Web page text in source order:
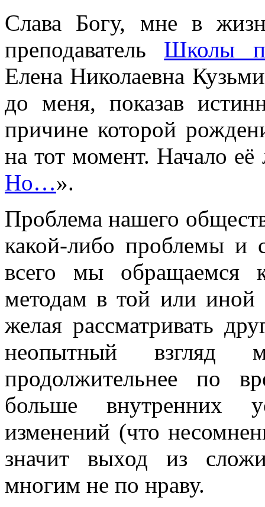
Слава Богу, мне в
преподаватель Школы
Елена Николаевна
до меня, показав
причине которой
на тот момент. Начало её
Но…».
Проблема нашего
какой-либо проблемы и
всего мы обращаемся
методам в той или иной
желая рассматривать
неопытный взгляд
продолжительнее по
больше внутренних
изменений (что
значит выход из
многим не по нраву.